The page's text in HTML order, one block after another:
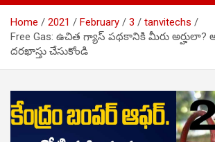
Home 2021 February 3
tanvitechs
Free Gas: ఉచిత గ్యాస్ పథకానికి మీరు
దరఖాస్తు చేసుకోండి